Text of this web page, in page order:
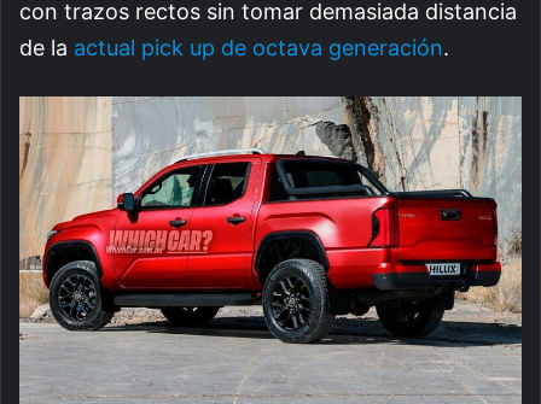
con trazos rectos sin tomar demasiada distancia
de la actual pick up de octava generación.